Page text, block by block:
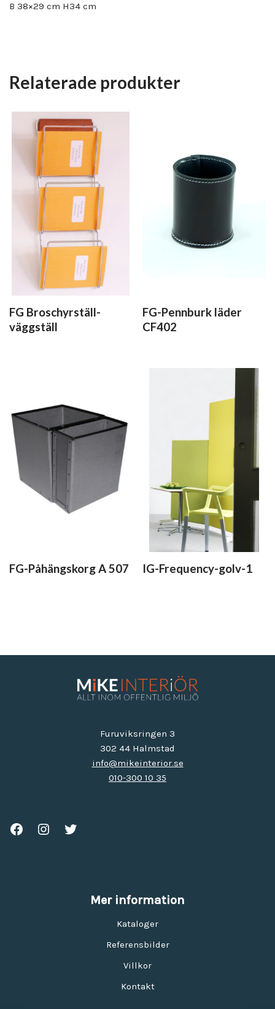
B 38×29 cm H34 cm
Relaterade produkter
FG Broschyrställ-
väggställ
FG-Pennburk läder
CF402
FG-Påhängskorg A 507 IG-Frequency-golv-1
Furuviksringen 3
302 44 Halmstad
info@mikeinterior.se
010-300 10 35
Mer information
Kataloger
Referensbilder
Villkor
Kontakt